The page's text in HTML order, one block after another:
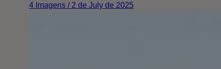
4 Imagens / 2 de July de 2025